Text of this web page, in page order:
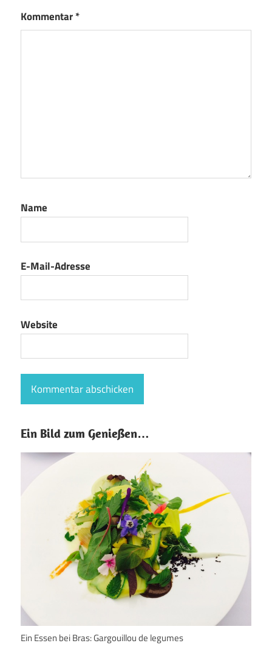
Kommentar*
Name
E-Mail-Adresse
Website
Ein Bild zum Genießen…
Ein Essen bei Bras: Gargouillou de legumes